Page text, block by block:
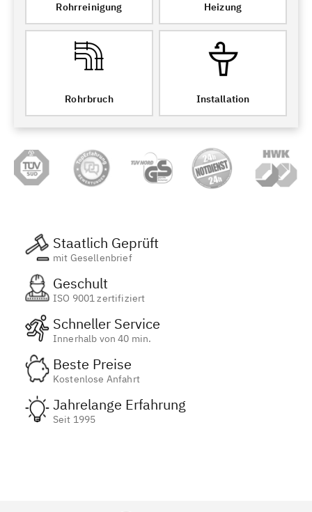
Rohrreinigung Heizung
Rohrbruch Installation
Staatlich Geprüft
mit Gesellenbrief
Geschult
ISO 9001 zertifiziert
Schneller Service
Innerhalb von 40 min.
Beste Preise
Kostenlose Anfahrt
Jahrelange Erfahrung
Seit 1995